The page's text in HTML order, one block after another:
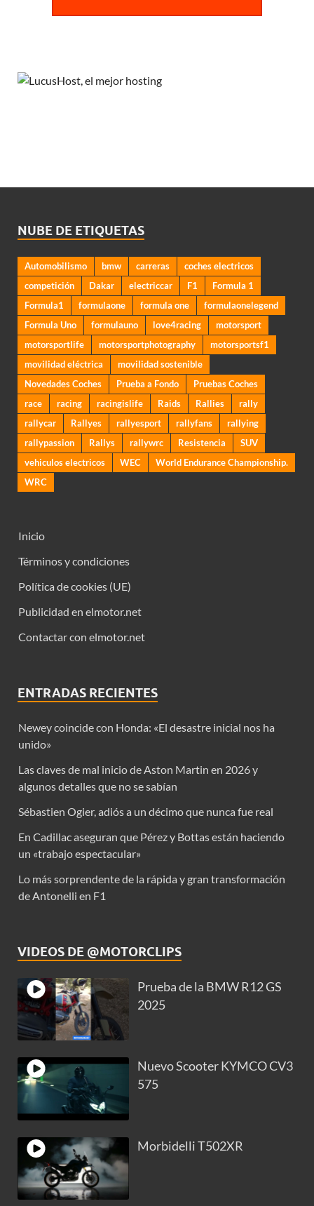
NUBE DE ETIQUETAS
Automobilismo bmw carreras
coches electricos
competición
Dakar electriccar F1
Formula 1
Formula1
formulaone formula one
formulaonelegend
Formula Uno
formulauno love4racing
motorsport
motorsportlife
motorsportphotography
motorsportsf1
movilidad eléctrica
movilidad sostenible
Novedades Coches
Prueba a Fondo
Pruebas Coches
race
racing racingislife Raids Rallies
rally
rallycar
Rallyes rallyesport rallyfans
rallying
rallypassion
Rallys rallywrc Resistencia
SUV
vehiculos electricos
WEC
World Endurance Championship.
WRC
Inicio
Términos y condiciones
Política de cookies (UE)
Publicidad en elmotor.net
Contactar con elmotor.net
ENTRADAS RECIENTES
Newey coincide con Honda: «El desastre inicial nos ha
unido»
Las claves de mal inicio de Aston Martin en 2026 y
algunos detalles que no se sabían
Sébastien Ogier, adiós a un décimo que nunca fue real
En Cadillac aseguran que Pérez y Bottas están haciendo
un «trabajo espectacular»
Lo más sorprendente de la rápida y gran transformación
de Antonelli en F1
VIDEOS DE @MOTORCLIPS
Prueba de la BMW R12 GS
2025
Nuevo Scooter KYMCO CV3
575
Morbidelli T502XR